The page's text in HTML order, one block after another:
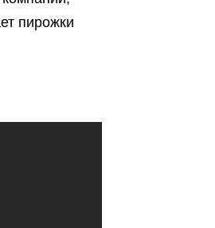
пирожки